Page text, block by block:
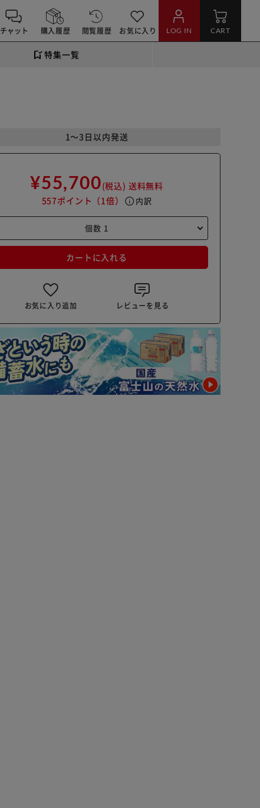
チャット 購入履歴 閲覧履歴 お気に入り LOG IN CART
特集一覧
1～3日以内発送
¥55,700(税込) 送料無料
557ポイント （1倍） info 内訳
カートに入れる
お気に入り追加 レビューを見る